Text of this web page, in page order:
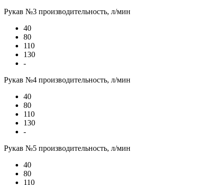
Рукав №3 производительность, л/мин
40
80
110
130
-
Рукав №4 производительность, л/мин
40
80
110
130
-
Рукав №5 производительность, л/мин
40
80
110